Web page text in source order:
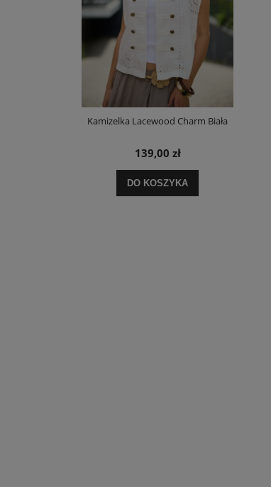
Kamizelka Lacewood Charm Biała
139,00 zł
DO KOSZYKA